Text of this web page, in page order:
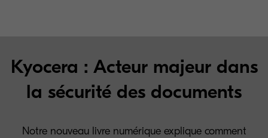
Kyocera : Acteur majeur dans
la sécurité des documents
Notre nouveau livre numérique explique comment